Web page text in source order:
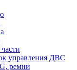
управления ДВС
ремни